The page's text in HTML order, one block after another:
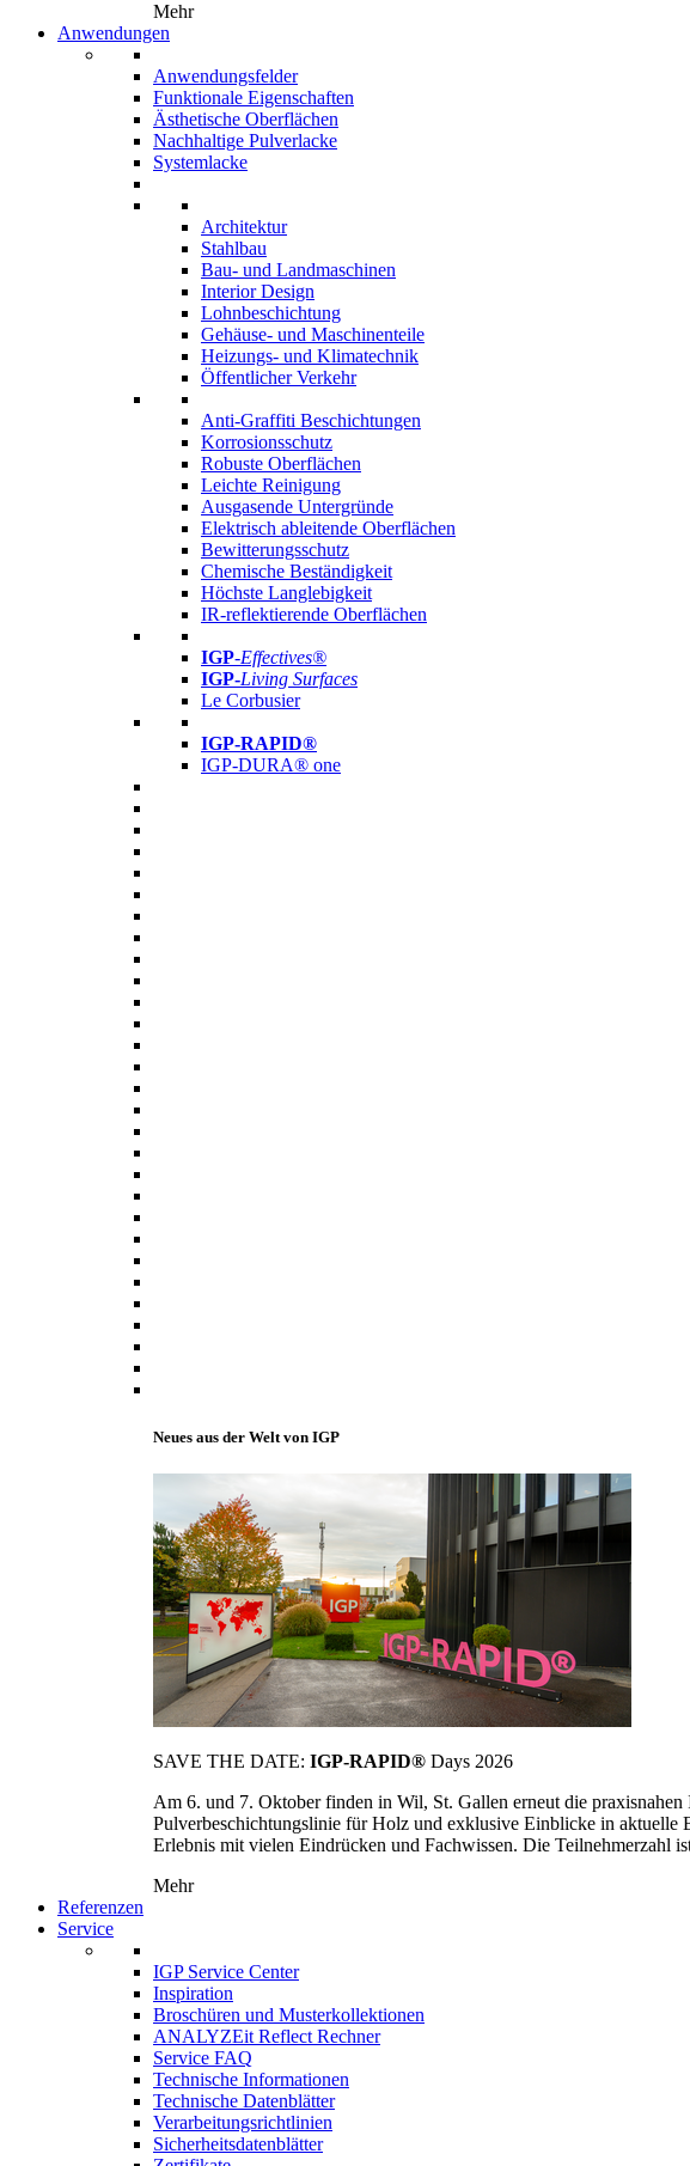
Mehr
Anwendungen
Anwendungsfelder
Funktionale Eigenschaften
Ästhetische Oberflächen
Nachhaltige Pulverlacke
Systemlacke
Architektur
Stahlbau
Bau- und Landmaschinen
Interior Design
Lohnbeschichtung
Gehäuse- und Maschinenteile
Heizungs- und Klimatechnik
Öffentlicher Verkehr
Anti-Graffiti Beschichtungen
Korrosionsschutz
Robuste Oberflächen
Leichte Reinigung
Ausgasende Untergründe
Elektrisch ableitende Oberflächen
Bewitterungsschutz
Chemische Beständigkeit
Höchste Langlebigkeit
IR-reflektierende Oberflächen
IGP-Effectives®
IGP-Living Surfaces
Le Corbusier
IGP-RAPID®
IGP-DURA® one
Neues aus der Welt von IGP
SAVE THE DATE: IGP-RAPID® Days 2026
Am 6. und 7. Oktober finden in Wil, St. Gallen erneut die
Pulverbeschichtungslinie für Holz und exklusive Einblicke in aktuelle
Erlebnis mit vielen Eindrücken und Fachwissen. Die Teilnehmerzahl
Mehr
Referenzen
Service
IGP Service Center
Inspiration
Broschüren und Musterkollektionen
ANALYZEit Reflect Rechner
Service FAQ
Technische Informationen
Technische Datenblätter
Verarbeitungsrichtlinien
Sicherheitsdatenblätter